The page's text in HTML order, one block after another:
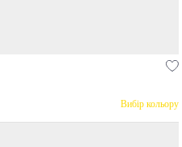
Вибір кольору